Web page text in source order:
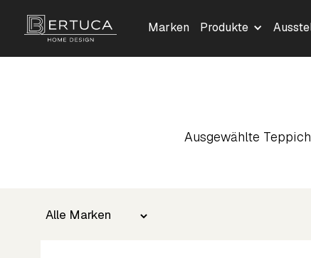
Marken Produkte
Ausgewählte